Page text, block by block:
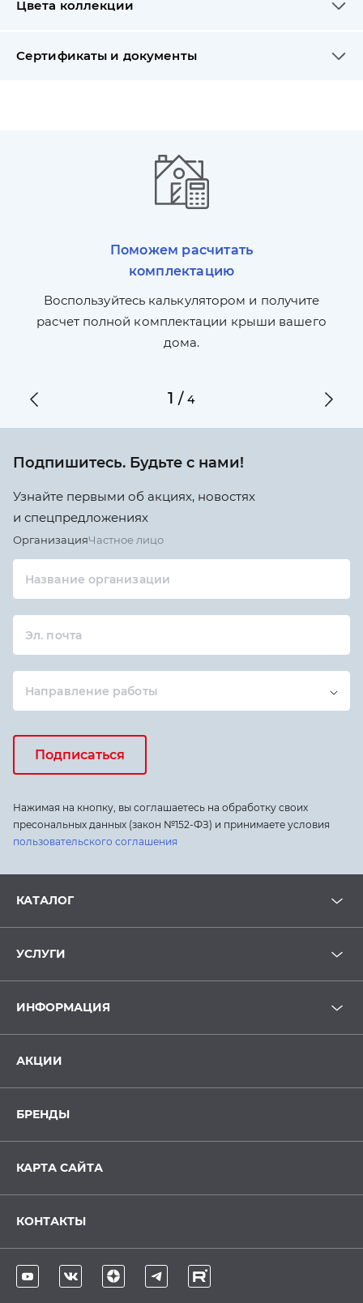
Цвета коллекции
Сертификаты и документы
Поможем расчитать
комплектацию
Воспользуйтесь калькулятором и получите
расчет полной комплектации крыши вашего
дома.
1 /4
Подпишитесь. Будьте с нами!
Узнайте первыми об акциях, новостях
и спецпредложениях
ОрганизацияЧастное лицо
Название организации
Эл. почта
Направление работы
Подписаться
Нажимая на кнопку, вы соглашаетесь на обработку своих
пресональных данных (закон №152-ФЗ) и принимаете условия
пользовательского соглашения
КАТАЛОГ
УСЛУГИ
ИНФОРМАЦИЯ
АКЦИИ
БРЕНДЫ
КАРТА САЙТА
КОНТАКТЫ